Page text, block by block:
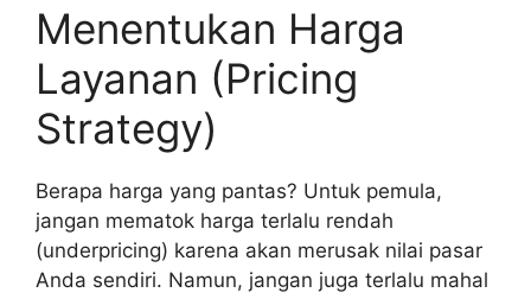
Menentukan Harga
Layanan (Pricing
Strategy)
Berapa harga yang pantas? Untuk pemula,
jangan mematok harga terlalu rendah
(underpricing) karena akan merusak nilai pasar
Anda sendiri. Namun, jangan juga terlalu mahal